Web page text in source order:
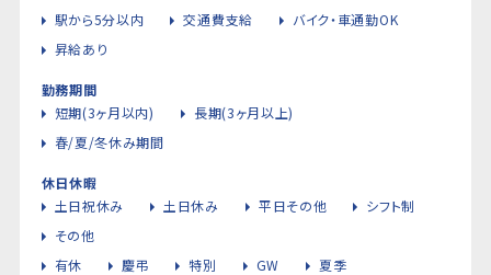
駅から5分以内
交通費支給
バイク・車通勤OK
昇給あり
勤務期間
短期(3ヶ月以内)
長期(3ヶ月以上)
春/夏/冬休み期間
休日休暇
土日祝休み
土日休み 平日その他
シフト制
その他
有休
慶弔 特別 GW
夏季